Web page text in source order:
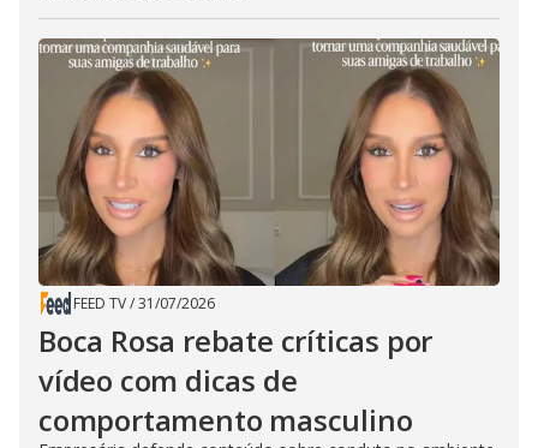
FEED TV/31/07/2026
Boca Rosa rebate críticas por
vídeo com dicas de
comportamento masculino